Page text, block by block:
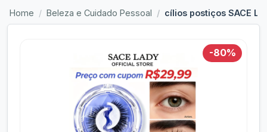
Home Beleza e Cuidado Pessoal cílios postiços SACE
-80%